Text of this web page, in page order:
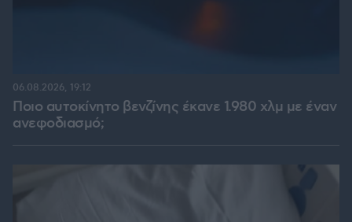
Ποιο αυτοκίνητο βενζίνης έκανε 1.980 χλμ με έναν
ανεφοδιασμό;
06.08.2026, 19:12